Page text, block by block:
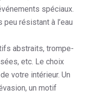
spéciaux.
résistant à l’eau
abstraits, trompe-
etc. Le choix
votre intérieur. Un
un motif